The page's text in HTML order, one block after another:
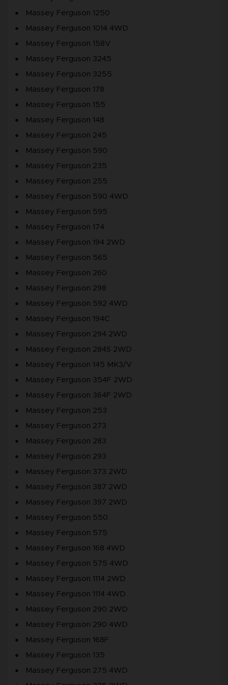
Massey Ferguson 1250
Massey Ferguson 1014 4WD
Massey Ferguson 158V
Massey Ferguson 3245
Massey Ferguson 3255
Massey Ferguson 178
Massey Ferguson 155
Massey Ferguson 148
Massey Ferguson 245
Massey Ferguson 590
Massey Ferguson 235
Massey Ferguson 255
Massey Ferguson 590 4WD
Massey Ferguson 595
Massey Ferguson 174
Massey Ferguson 194 2WD
Massey Ferguson 565
Massey Ferguson 260
Massey Ferguson 298
Massey Ferguson 592 4WD
Massey Ferguson 194C
Massey Ferguson 294 2WD
Massey Ferguson 284S 2WD
Massey Ferguson 145 MK3/V
Massey Ferguson 354F 2WD
Massey Ferguson 364F 2WD
Massey Ferguson 253
Massey Ferguson 273
Massey Ferguson 283
Massey Ferguson 293
Massey Ferguson 373 2WD
Massey Ferguson 387 2WD
Massey Ferguson 397 2WD
Massey Ferguson 550
Massey Ferguson 575
Massey Ferguson 168 4WD
Massey Ferguson 575 4WD
Massey Ferguson 1114 2WD
Massey Ferguson 1114 4WD
Massey Ferguson 290 2WD
Massey Ferguson 290 4WD
Massey Ferguson 168F
Massey Ferguson 135
Massey Ferguson 275 4WD